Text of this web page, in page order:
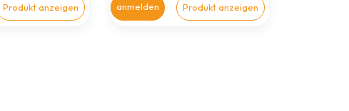
Produkt anzeigen anmelden Produkt anzeigen